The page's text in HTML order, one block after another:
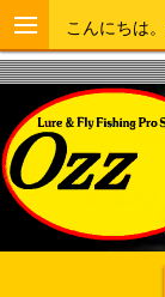
こんにちは。